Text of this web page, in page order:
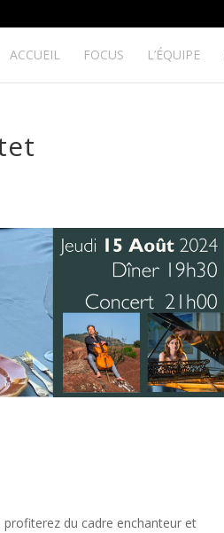
ACCUEIL FOCUS L’ÉQUIPE
profiterez du cadre enchanteur et